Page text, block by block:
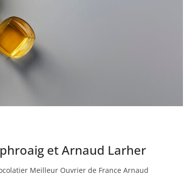
et Arnaud Larher
Meilleur Ouvrier de France Arnaud